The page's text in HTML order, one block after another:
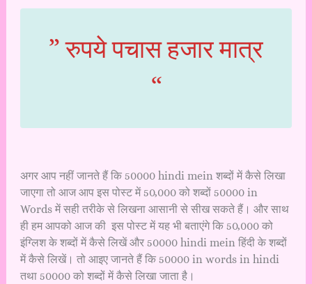
” रुपये पचास हजार मात्र
“
अगर आप नहीं जानते हैं कि 50000 hindi mein शब्दों में कैसे लिखा
जाएगा तो आज आप इस पोस्ट में 50,000 को शब्दों 50000 in
Words में सही तरीके से लिखना आसानी से सीख सकते हैं। और साथ
ही हम आपको आज की इस पोस्ट में यह भी बताएंगे कि 50,000 को
इंग्लिश के शब्दों में कैसे लिखें और 50000 hindi mein हिंदी के शब्दों
में कैसे लिखें। तो आइए जानते हैं कि 50000 in words in hindi
तथा 50000 को शब्दों में कैसे लिखा जाता है।